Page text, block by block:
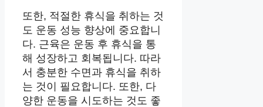
또한, 적절한 휴식을 취하는 것
도 운동 성능 향상에 중요합니
다. 근육은 운동 후 휴식을 통
해 성장하고 회복됩니다. 따라
서 충분한 수면과 휴식을 취하
는 것이 필요합니다. 또한, 다
양한 운동을 시도하는 것도 좋